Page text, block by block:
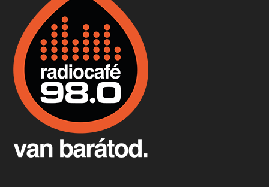
Apr 9, 2026 • 00:37:17
Fermentáljunk, a testünk meghálálja!
Apr 3, 2026 • 00:36:07